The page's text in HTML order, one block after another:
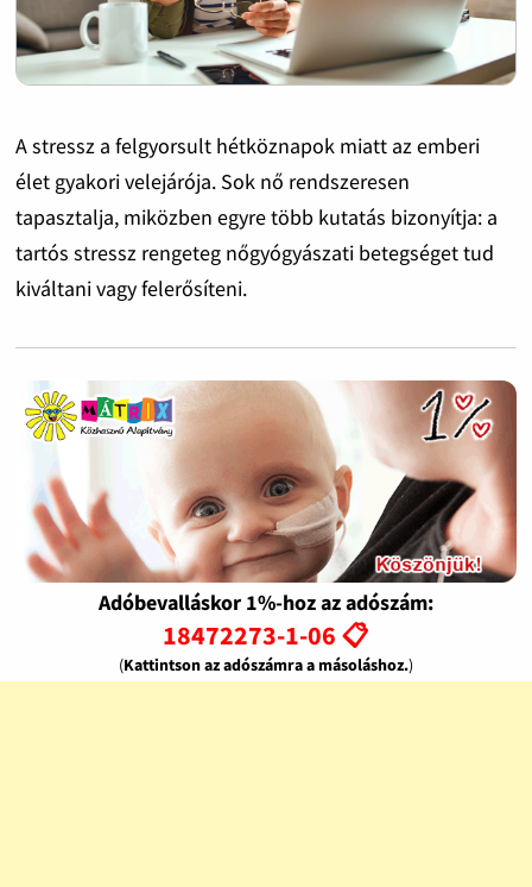
A stressz a felgyorsult hétköznapok miatt az emberi
élet gyakori velejárója. Sok nő rendszeresen
tapasztalja, miközben egyre több kutatás bizonyítja: a
tartós stressz rengeteg nőgyógyászati betegséget tud
kiváltani vagy felerősíteni.
Adóbevalláskor 1%-hoz az adószám:
18472273-1-06 📋
(Kattintson az adószámra a másoláshoz.)